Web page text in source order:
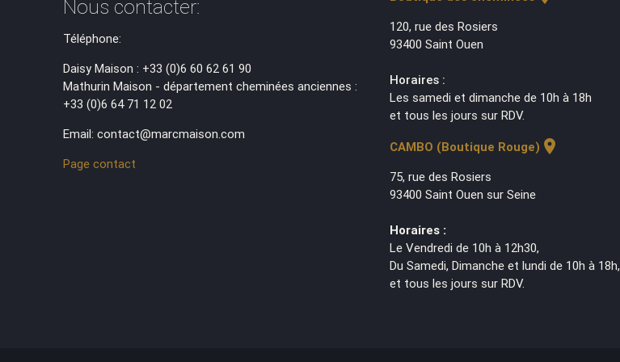
Nous contacter:
Téléphone:
Daisy Maison : +33 (0)6 60 62 61 90
Mathurin Maison - département cheminées anciennes :
+33 (0)6 64 71 12 02
Email: contact@marcmaison.com
Page contact
120, rue des Rosiers
93400 Saint Ouen
Horaires :
Les samedi et dimanche de 10h à 18h
et tous les jours sur RDV.
CAMBO (Boutique Rouge) location_on
75, rue des Rosiers
93400 Saint Ouen sur Seine
Horaires :
Le Vendredi de 10h à 12h30,
Du Samedi, Dimanche et lundi de 10h à 18h,
et tous les jours sur RDV.